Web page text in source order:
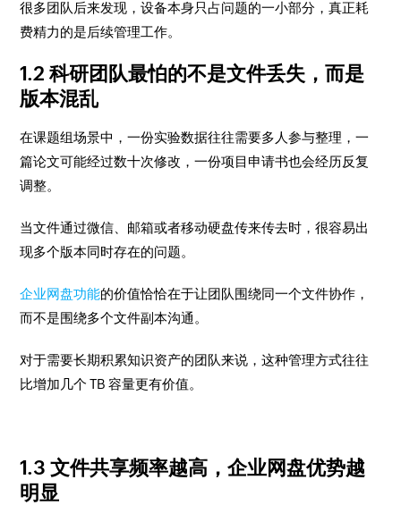
很多团队后来发现，设备本身只占问题的一小部分，真正耗
费精力的是后续管理工作。
1.2 科研团队最怕的不是文件丢失，而是
版本混乱
在课题组场景中，一份实验数据往往需要多人参与整理，一
篇论文可能经过数十次修改，一份项目申请书也会经历反复
调整。
当文件通过微信、邮箱或者移动硬盘传来传去时，很容易出
现多个版本同时存在的问题。
企业网盘功能的价值恰恰在于让团队围绕同一个文件协作，
而不是围绕多个文件副本沟通。
对于需要长期积累知识资产的团队来说，这种管理方式往往
比增加几个 TB 容量更有价值。
1.3 文件共享频率越高，企业网盘优势越
明显